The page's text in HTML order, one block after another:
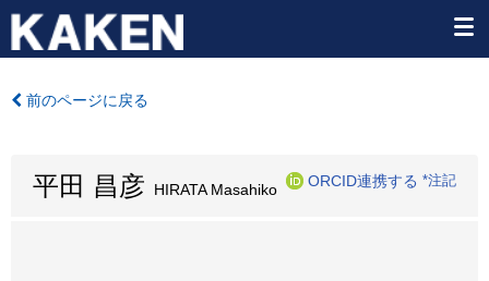
前のページに戻る
平田 昌彦 HIRATA Masahiko
ORCID連携する *注記